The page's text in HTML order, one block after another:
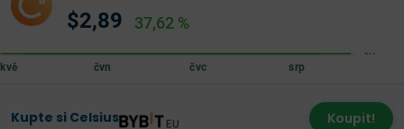
$2,89 37,62 %
Kupte si Celsius Koupit!